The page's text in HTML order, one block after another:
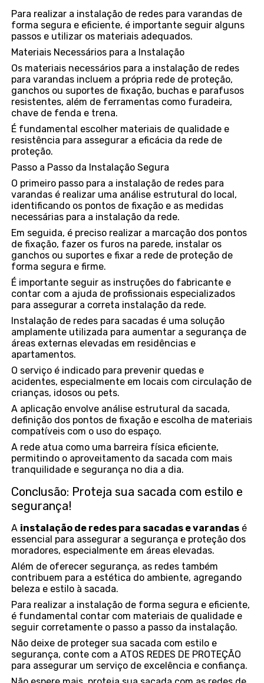
Para realizar a instalação de redes para varandas de
forma segura e eficiente, é importante seguir alguns
passos e utilizar os materiais adequados.
Materiais Necessários para a Instalação
Os materiais necessários para a instalação de redes
para varandas incluem a própria rede de proteção,
ganchos ou suportes de fixação, buchas e parafusos
resistentes, além de ferramentas como furadeira,
chave de fenda e trena.
É fundamental escolher materiais de qualidade e
resistência para assegurar a eficácia da rede de
proteção.
Passo a Passo da Instalação Segura
O primeiro passo para a instalação de redes para
varandas é realizar uma análise estrutural do local,
identificando os pontos de fixação e as medidas
necessárias para a instalação da rede.
Em seguida, é preciso realizar a marcação dos pontos
de fixação, fazer os furos na parede, instalar os
ganchos ou suportes e fixar a rede de proteção de
forma segura e firme.
É importante seguir as instruções do fabricante e
contar com a ajuda de profissionais especializados
para assegurar a correta instalação da rede.
Instalação de redes para sacadas é uma solução
amplamente utilizada para aumentar a segurança de
áreas externas elevadas em residências e
apartamentos.
O serviço é indicado para prevenir quedas e
acidentes, especialmente em locais com circulação de
crianças, idosos ou pets.
A aplicação envolve análise estrutural da sacada,
definição dos pontos de fixação e escolha de materiais
compatíveis com o uso do espaço.
A rede atua como uma barreira física eficiente,
permitindo o aproveitamento da sacada com mais
tranquilidade e segurança no dia a dia.
Conclusão: Proteja sua sacada com estilo e
segurança!
A instalação de redes para sacadas e varandas é
essencial para assegurar a segurança e proteção dos
moradores, especialmente em áreas elevadas.
Além de oferecer segurança, as redes também
contribuem para a estética do ambiente, agregando
beleza e estilo à sacada.
Para realizar a instalação de forma segura e eficiente,
é fundamental contar com materiais de qualidade e
seguir corretamente o passo a passo da instalação.
Não deixe de proteger sua sacada com estilo e
segurança, conte com a ATOS REDES DE PROTEÇÃO
para assegurar um serviço de excelência e confiança.